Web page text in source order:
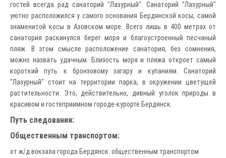
гостей всегда рад санаторий "Лазурный". Санаторий "Лазурный"
уютно расположился у самого основания Бердянской косы, самой
знаменитой косы в Азовском море. Всего лишь в 400 метрах от
санатория раскинулся берег моря и благоустроенный песчаный
пляж. В этом смысле расположение санатория, без сомнения,
можно назвать удачным. Близость моря и пляжа откроет самый
короткий путь к бронзовому загару и купаниям. Санаторий
"Лазурный" стоит на территории парка, в окружении цветущей
растительности. Это, действительно, дивный уголок природы в
красивом и гостеприимном городе-курорте Бердянск.
Путь следования:
Общественным транспортом:
от ж/д вокзала города Бердянск: общественным транспортом